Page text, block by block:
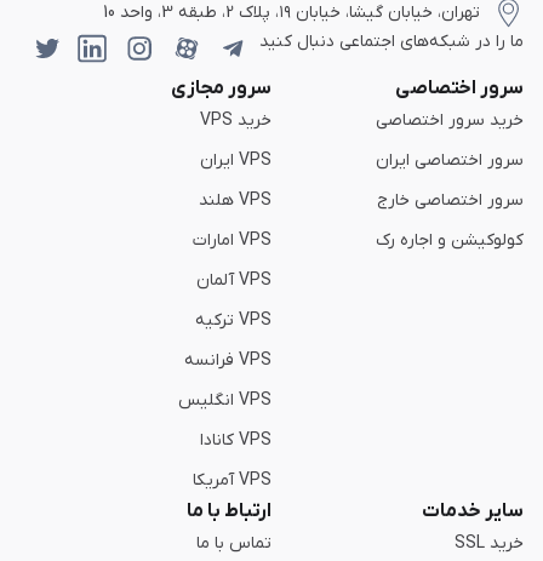
تهران، خیابان گیشا، خیابان ۱۹، پلاک 2، طبقه 3، واحد 10
ما را در شبکه‌های اجتماعی دنبال کنید
سرور اختصاصی
خرید سرور اختصاصی
سرور اختصاصی ایران
سرور اختصاصی خارج
کولوکیشن و اجاره رک
سرور مجازی
خرید VPS
VPS ایران
VPS هلند
VPS امارات
VPS آلمان
VPS ترکیه
VPS فرانسه
VPS انگلیس
VPS کانادا
VPS آمریکا
سایر خدمات
خرید SSL
ارتباط با ما
تماس با ما